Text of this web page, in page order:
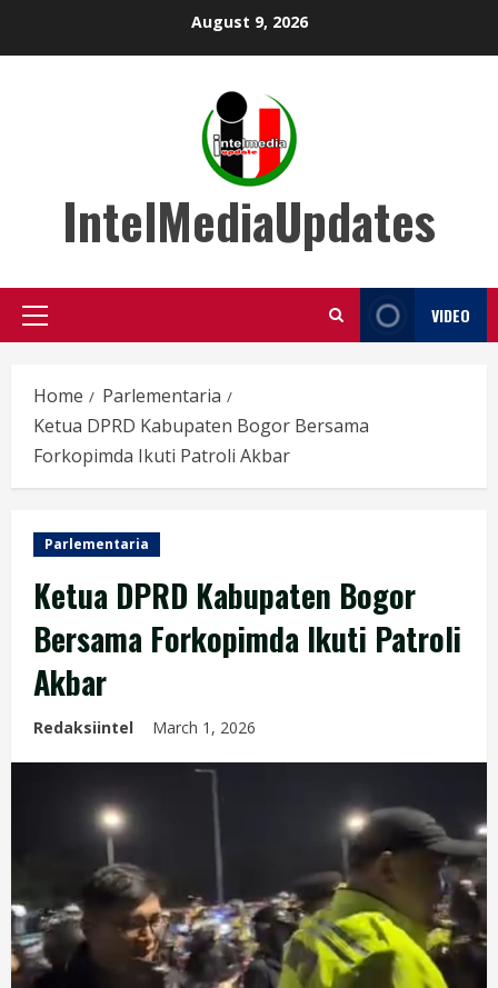
August 9, 2026
IntelMediaUpdates
Primary
VIDEO
Home
Parlementaria
Ketua DPRD Kabupaten Bogor Bersama
Forkopimda Ikuti Patroli Akbar
Parlementaria
Ketua DPRD Kabupaten Bogor
Bersama Forkopimda Ikuti Patroli
Akbar
Redaksiintel March 1, 2026